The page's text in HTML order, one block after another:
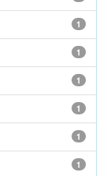
1
1
1
1
1
1